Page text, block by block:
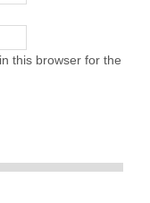
this browser for the